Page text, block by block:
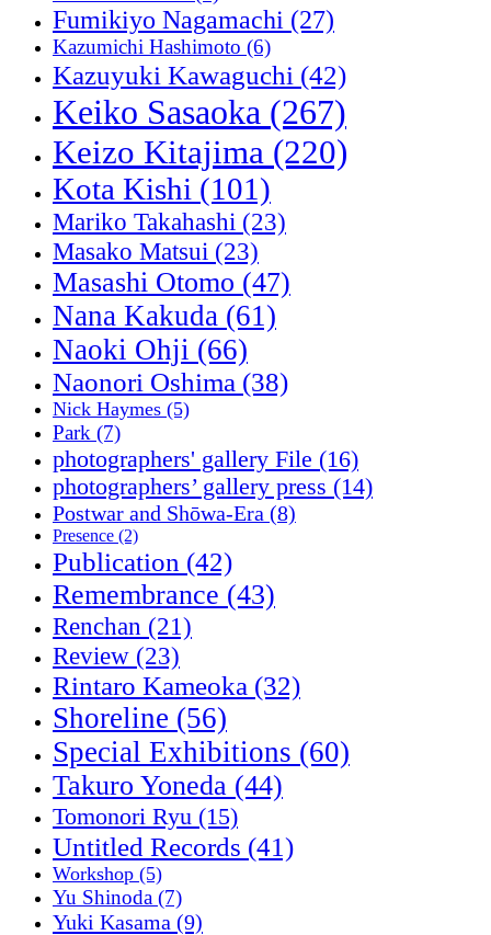
Fumikiyo Nagamachi (27)
Kazumichi Hashimoto (6)
Kazuyuki Kawaguchi (42)
Keiko Sasaoka (267)
Keizo Kitajima (220)
Kota Kishi (101)
Mariko Takahashi (23)
Masako Matsui (23)
Masashi Otomo (47)
Nana Kakuda (61)
Naoki Ohji (66)
Naonori Oshima (38)
Nick Haymes (5)
Park (7)
photographers' gallery File (16)
photographers’ gallery press (14)
Postwar and Shōwa-Era (8)
Presence (2)
Publication (42)
Remembrance (43)
Renchan (21)
Review (23)
Rintaro Kameoka (32)
Shoreline (56)
Special Exhibitions (60)
Takuro Yoneda (44)
Tomonori Ryu (15)
Untitled Records (41)
Workshop (5)
Yu Shinoda (7)
Yuki Kasama (9)